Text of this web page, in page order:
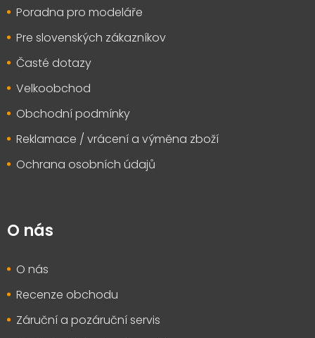
Poradna pro modeláře
Pre slovenských zákazníkov
Časté dotazy
Velkoobchod
Obchodní podmínky
Reklamace / vrácení a výměna zboží
Ochrana osobních údajů
O nás
O nás
Recenze obchodu
Záruční a pozáruční servis